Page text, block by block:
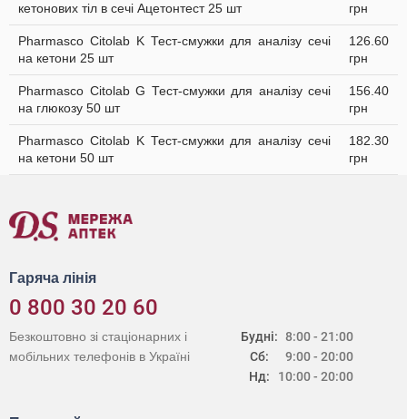
кетонових тіл в сечі Ацетонтест 25 шт
грн
Pharmasco Citolab K Тест-смужки для аналізу сечі
на кетони 25 шт
126.60
грн
Pharmasco Citolab G Тест-смужки для аналізу сечі
на глюкозу 50 шт
156.40
грн
Pharmasco Citolab K Тест-смужки для аналізу сечі
на кетони 50 шт
182.30
грн
Гаряча лінія
0 800 30 20 60
Будні:
Сб:
Нд:
8:00 - 21:00
9:00 - 20:00
10:00 - 20:00
Безкоштовно зі стаціонарних і
мобільних телефонів в Україні